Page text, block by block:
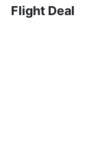
Flight Deal